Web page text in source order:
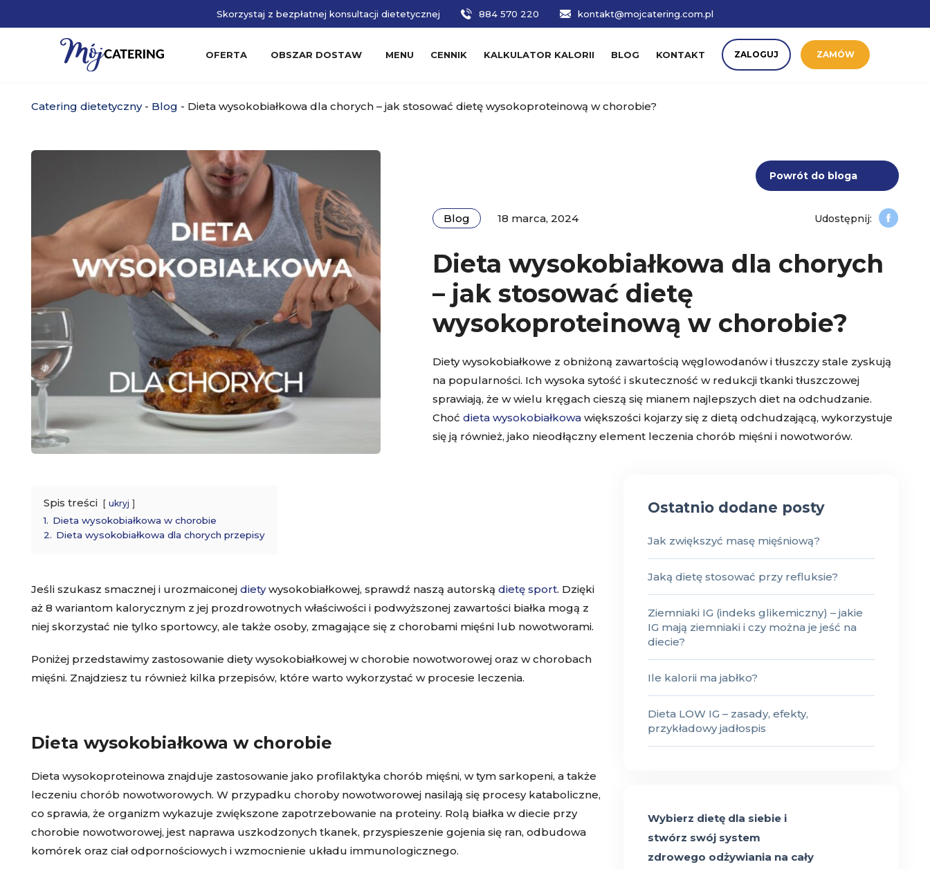
Skorzystaj z bezpłatnej konsultacji dietetycznej 884 570 220 kontakt@mojcatering.com.pl
OFERTA OBSZAR DOSTAW MENU CENNIK KALKULATOR KALORII BLOG KONTAKT ZALOGUJ ZAMÓW
Catering dietetyczny- Blog - Dieta wysokobiałkowa dla chorych – jak stosować dietę wysokoproteinową w chorobie?
Powrót do bloga
Blog 18 marca, 2024
Dieta wysokobiałkowa dla chorych
– jak stosować dietę
wysokoproteinową w chorobie?
Diety wysokobiałkowe z obniżoną zawartością węglowodanów i tłuszczy stale zyskują
na popularności. Ich wysoka sytość i skuteczność w redukcji tkanki tłuszczowej
sprawiają, że w wielu kręgach cieszą się mianem najlepszych diet na odchudzanie.
Choć dieta wysokobiałkowa większości kojarzy się z dietą odchudzającą, wykorzystuje
się ją również, jako nieodłączny element leczenia chorób mięśni i nowotworów.
Spis treści ukryj
1. Dieta wysokobiałkowa w chorobie
2. Dieta wysokobiałkowa dla chorych przepisy
Jeśli szukasz smacznej i urozmaiconej dietywysokobiałkowej, sprawdź naszą autorską dietę sport. Dzięki
aż 8 wariantom kalorycznym z jej prozdrowotnych właściwości i podwyższonej zawartości białka mogą z
niej skorzystać nie tylko sportowcy, ale także osoby, zmagające się z chorobami mięśni lub nowotworami.
Poniżej przedstawimy zastosowanie diety wysokobiałkowej w chorobie nowotworowej oraz w chorobach
mięśni. Znajdziesz tu również kilka przepisów, które warto wykorzystać w procesie leczenia.
Dieta wysokobiałkowa w chorobie
Dieta wysokoproteinowa znajduje zastosowanie jako profilaktyka chorób mięśni, w tym sarkopeni, a także
leczeniu chorób nowotworowych. W przypadku choroby nowotworowej nasilają się procesy kataboliczne,
co sprawia, że organizm wykazuje zwiększone zapotrzebowanie na proteiny. Rolą białka w diecie przy
chorobie nowotworowej, jest naprawa uszkodzonych tkanek, przyspieszenie gojenia się ran, odbudowa
komórek oraz ciał odpornościowych i wzmocnienie układu immunologicznego.
Ostatnio dodane posty
Jak zwiększyć masę mięśniową?
Jaką dietę stosować przy refluksie?
Ziemniaki IG (indeks glikemiczny) – jakie
IG mają ziemniaki i czy można je jeść na
diecie?
Ile kalorii ma jabłko?
Dieta LOW IG – zasady, efekty,
przykładowy jadłospis
Wybierz dietę dla siebie i
stwórz swój system
zdrowego odżywiania na cały